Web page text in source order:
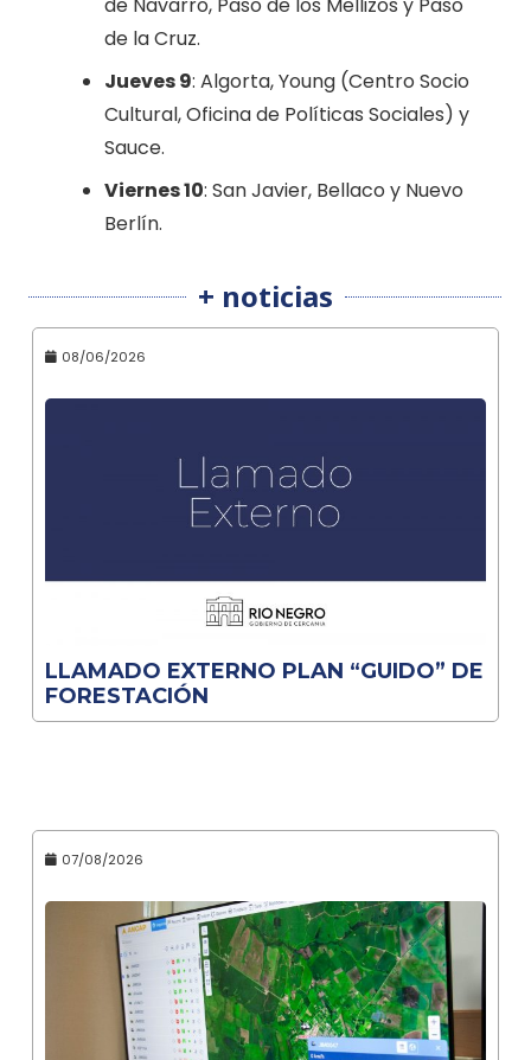
de Navarro, Paso de los Mellizos y Paso
de la Cruz.
Jueves 9: Algorta, Young (Centro Socio
Cultural, Oficina de Políticas Sociales) y
Sauce.
Viernes 10: San Javier, Bellaco y Nuevo
Berlín.
+ noticias
08/06/2026
LLAMADO EXTERNO PLAN “GUIDO” DE
FORESTACIÓN
07/08/2026